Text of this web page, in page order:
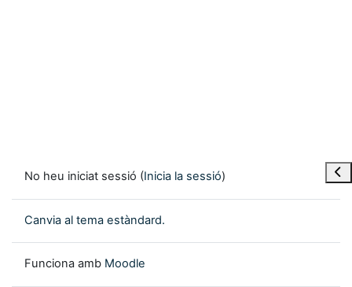
No heu iniciat sessió (Inicia la sessió)
Canvia al tema estàndard.
Funciona amb Moodle